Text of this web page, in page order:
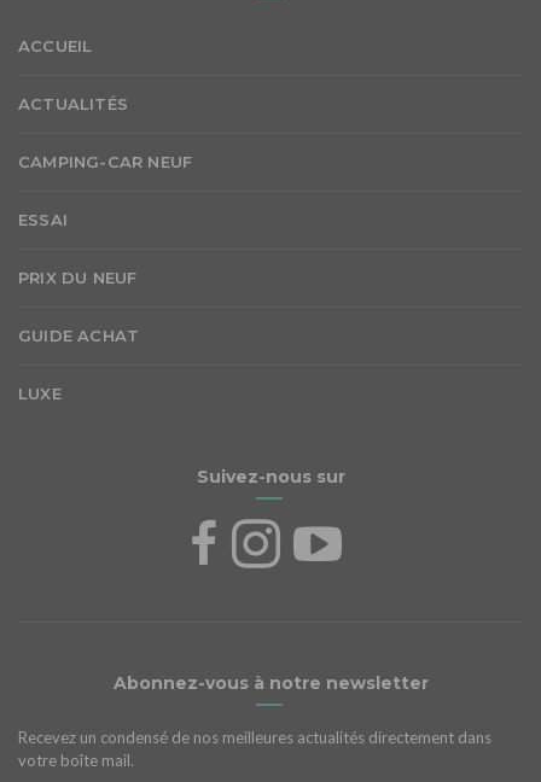
ACCUEIL
ACTUALITÉS
CAMPING-CAR NEUF
ESSAI
PRIX DU NEUF
GUIDE ACHAT
LUXE
Suivez-nous sur
Abonnez-vous à notre newsletter
Recevez un condensé de nos meilleures actualités directement dans
votre boîte mail.